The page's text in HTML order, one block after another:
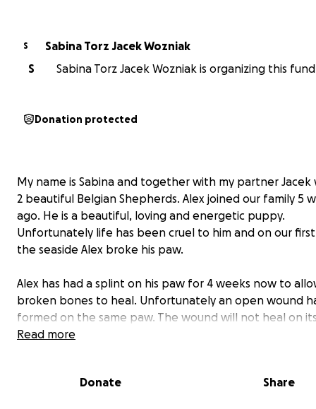
S
Sabina Torz Jacek Wozniak
S
Sabina Torz Jacek Wozniak is organizing this
Donation protected
My name is Sabina and together with my partner Jacek
2 beautiful Belgian Shepherds. Alex joined our family 5
ago. He is a beautiful, loving and energetic puppy.
Unfortunately life has been cruel to him and on our
the seaside Alex broke his paw.
Alex has had a splint on his paw for 4 weeks now to
broken bones to heal. Unfortunately an open wound
formed on the same paw. The wound will not heal on
Alex still needs to wear the splint.
Read more
Donate Share